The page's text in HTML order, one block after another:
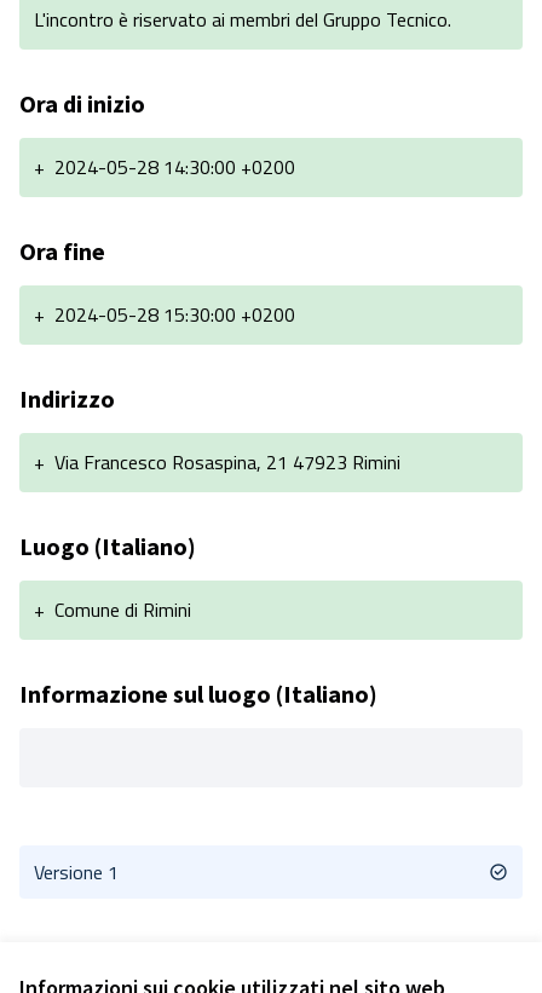
L'incontro è riservato ai membri del Gruppo Tecnico.
Ora di inizio
+ 2024-05-28 14:30:00 +0200
Ora fine
+ 2024-05-28 15:30:00 +0200
Indirizzo
+ Via Francesco Rosaspina, 21 47923 Rimini
Luogo (Italiano)
+ Comune di Rimini
Informazione sul luogo (Italiano)
Versione 1